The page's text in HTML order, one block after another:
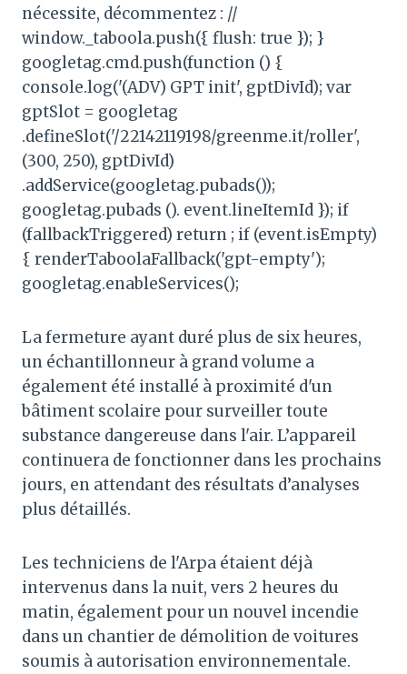
nécessite, décommentez : //
window._taboola.push({ flush: true }); }
googletag.cmd.push(function () {
console.log('(ADV) GPT init', gptDivId); var
gptSlot = googletag
.defineSlot('/22142119198/greenme.it/roller',
(300, 250), gptDivId)
.addService(googletag.pubads());
googletag.pubads (). event.lineItemId }); if
(fallbackTriggered) return ; if (event.isEmpty)
{ renderTaboolaFallback('gpt-empty');
googletag.enableServices();
La fermeture ayant duré plus de six heures,
un échantillonneur à grand volume a
également été installé à proximité d'un
bâtiment scolaire pour surveiller toute
substance dangereuse dans l'air. L’appareil
continuera de fonctionner dans les prochains
jours, en attendant des résultats d’analyses
plus détaillés.
Les techniciens de l'Arpa étaient déjà
intervenus dans la nuit, vers 2 heures du
matin, également pour un nouvel incendie
dans un chantier de démolition de voitures
soumis à autorisation environnementale.